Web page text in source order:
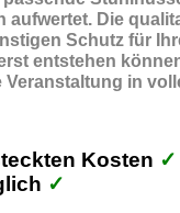
Die
Schutz für
entstehen
in
Kosten ✓
✓